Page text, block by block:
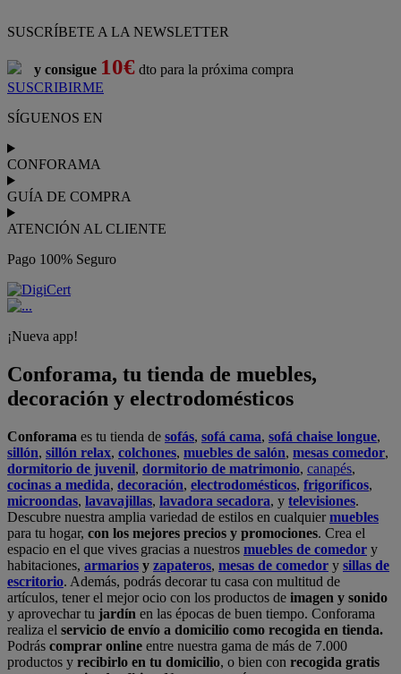
SUSCRÍBETE A LA NEWSLETTER
y consigue 10€ dto para la próxima compra
SUSCRIBIRME
SÍGUENOS EN
CONFORAMA
GUÍA DE COMPRA
ATENCIÓN AL CLIENTE
Pago 100% Seguro
¡Nueva app!
Conforama, tu tienda de muebles,
decoración y electrodomésticos
Conforama es tu tienda de sofás, sofá cama, sofá chaise longue,
sillón, sillón relax, colchones, muebles de salón, mesas comedor,
dormitorio de juvenil, dormitorio de matrimonio, canapés,
cocinas a medida, decoración, electrodomésticos, frigoríficos,
microondas, lavavajillas, lavadora secadora, y televisiones.
Descubre nuestra amplia variedad de estilos en cualquiermuebles
para tu hogar, con los mejores precios y promociones. Crea el
espacio en el que vives gracias a nuestros muebles de comedor y
habitaciones, armarios y zapateros, mesas de comedor y sillas de
escritorio. Además, podrás decorar tu casa con multitud de
artículos, tener el mejor ocio con los productos de imagen y sonido
y aprovechar tu jardín en las épocas de buen tiempo. Conforama
realiza el servicio de envío a domicilio como recogida en tienda.
Podrás comprar online entre nuestra gama de más de 7.000
productos y recibirlo en tu domicilio, o bien con recogida gratis